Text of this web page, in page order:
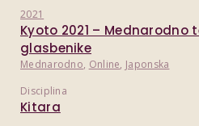
2021
Kyoto 2021 –
glasbenike
Mednarodno, Online, Japonska
Disciplina
Kitara